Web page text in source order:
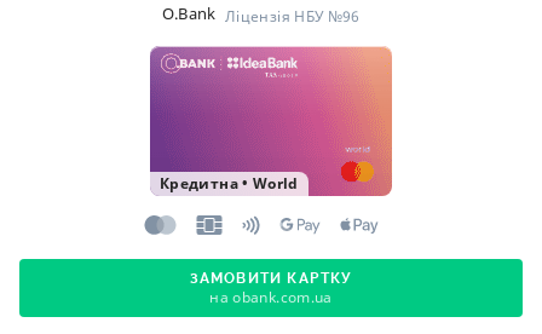
O.Bank Ліцензія НБУ №96
Кредитна• World
ЗАМОВИТИ КАРТКУ
на obank.com.ua